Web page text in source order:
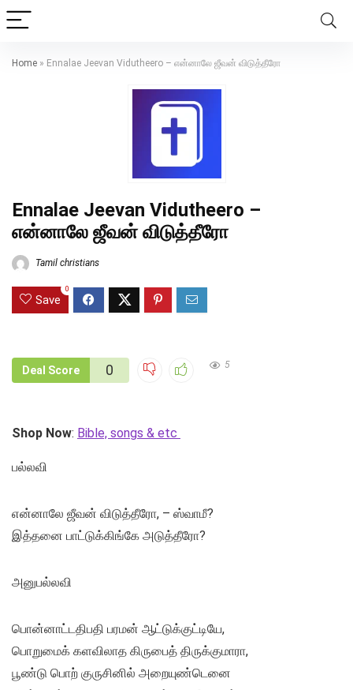
Home » Ennalae Jeevan Vidutheero – என்னாலே ஜீவன் விடுத்தீரோ
Ennalae Jeevan Vidutheero –
என்னாலே ஜீவன் விடுத்தீரோ
Tamil christians
Save
0
Deal Score 0 5
Shop Now: Bible, songs & etc
பல்லவி
என்னாலே ஜீவன் விடுத்தீரோ, – ஸ்வாமீ?
இத்தனை பாட்டுக்கிங்கே அடுத்தீரோ?
அனுபல்லவி
பொன்னாட்டதிபதி பரமன் ஆட்டுக்குட்டியே,
பொறுமைக் களவிலாத கிருபைத் திருக்குமாரா,
பூண்டு பொற் குருசினில் அறையுண்டெனை